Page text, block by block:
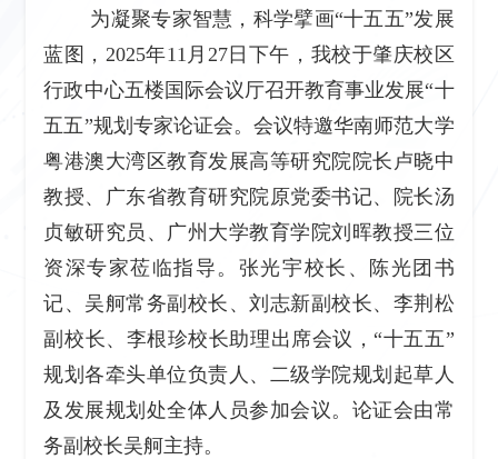
为凝聚专家智慧，科学擘画“十五五”发展
蓝图，2025年11月27日下午，我校于肇庆校区
行政中心五楼国际会议厅召开教育事业发展“十
五五”规划专家论证会。会议特邀华南师范大学
粤港澳大湾区教育发展高等研究院院长卢晓中
教授、广东省教育研究院原党委书记、院长汤
贞敏研究员、广州大学教育学院刘晖教授三位
资深专家莅临指导。张光宇校长、陈光团书
记、吴舸常务副校长、刘志新副校长、李荆松
副校长、李根珍校长助理出席会议，“十五五”
规划各牵头单位负责人、二级学院规划起草人
及发展规划处全体人员参加会议。论证会由常
务副校长吴舸主持。